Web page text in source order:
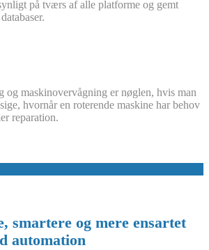
på tværs af alle platforme og gemt
og maskinovervågning er nøglen, hvis man
hvornår en roterende maskine har behov
reparation.
smartere og mere ensartet
automation